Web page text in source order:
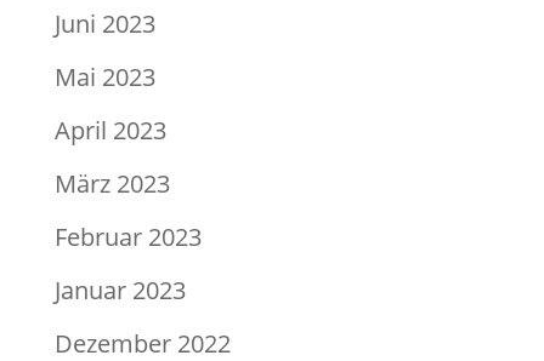
Juni 2023
Mai 2023
April 2023
März 2023
Februar 2023
Januar 2023
Dezember 2022